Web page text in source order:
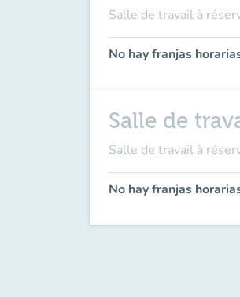
Salle de travail à
No hay franjas
Salle de
Salle de travail à
No hay franjas